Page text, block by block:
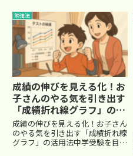
勉強法
成績の伸びを見える化！お
子さんのやる気を引き出す
「成績折れ線グラフ」の活
用法
成績の伸びを見える化！お子さん
のやる気を引き出す「成績折れ線
グラフ」の活用法中学受験を目指